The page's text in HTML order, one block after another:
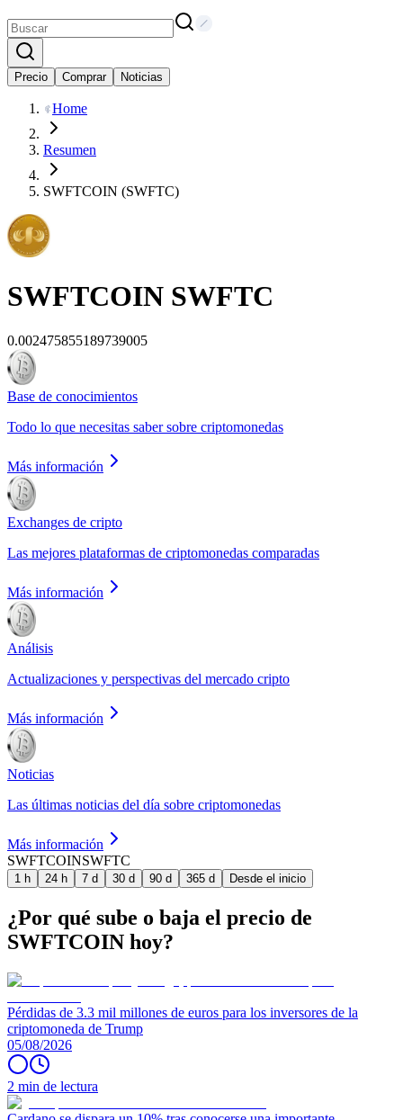
Precio Comprar Noticias
Home
Resumen
SWFTCOIN (SWFTC)
SWFTCOIN SWFTC
0.002475855189739005
Base de conocimientos
Todo lo que necesitas saber sobre criptomonedas
Más información
Exchanges de cripto
Las mejores plataformas de criptomonedas comparadas
Más información
Análisis
Actualizaciones y perspectivas del mercado cripto
Más información
Noticias
Las últimas noticias del día sobre criptomonedas
Más información
SWFTCOINSWFTC
1 h 24 h 7 d 30 d 90 d 365 d Desde el inicio
¿Por qué sube o baja el precio de
SWFTCOIN hoy?
Pérdidas de 3.3 mil millones de euros para los inversores de la
criptomoneda de Trump
05/08/2026
2 min de lectura